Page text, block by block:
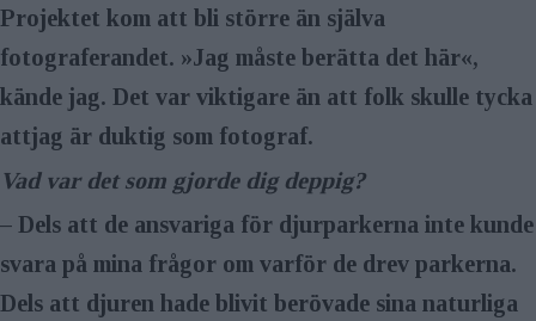
Utrustning:Fotograferade
projektet Zoo World med en Mamiya
Rangefinder 7, laddad med Kodak
Portra 400. Arbetar till vardags med
en Canon 5D Mark III, och då gärna
med de fasta objektiven på 50mm
och 35mm.
Projektet kom att bli större än själva
fotograferandet. »Jag måste berätta det här«,
kände jag. Det var viktigare än att folk skulle tycka
attjag är duktig som fotograf.
Vad var det som gjorde dig deppig?
– Dels att de ansvariga för djurparker­na inte kunde
svara på mina frågor om varför de drev parkerna.
Dels att djuren hade blivit berövade sina naturliga